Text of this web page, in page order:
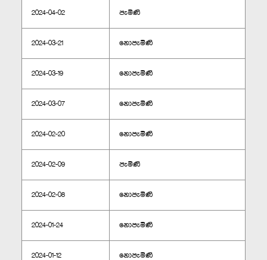
2024-04-02 පැමිණි
2024-03-21 නොපැමිණි
2024-03-19 නොපැමිණි
2024-03-07 නොපැමිණි
2024-02-20 නොපැමිණි
2024-02-09 පැමිණි
2024-02-08 නොපැමිණි
2024-01-24 නොපැමිණි
2024-01-12 නොපැමිණි